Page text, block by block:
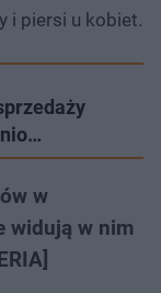
i piersi u kobiet.
w
widują w nim